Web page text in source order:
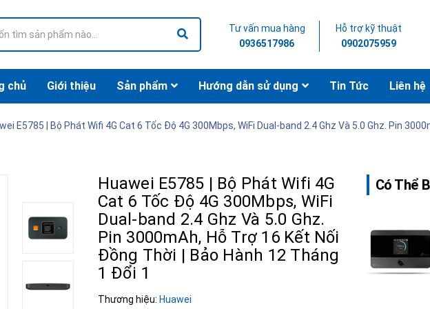
Tư vấn mua hàng
0936517986
Hỗ trợ kỹ thuật
0902075959
chủ Giới thiệu Sản phẩm Hướng dẫn sử dụng Tin Tức Liên hệ
E5785 | Bộ Phát Wifi 4G Cat 6 Tốc Độ 4G 300Mbps, WiFi Dual-band 2.4 Ghz Và 5.0 Ghz. Pin
Huawei E5785 | Bộ Phát Wifi 4G
Cat 6 Tốc Độ 4G 300Mbps, WiFi
Dual-band 2.4 Ghz Và 5.0 Ghz.
Pin 3000mAh, Hỗ Trợ 16 Kết Nối
Đồng Thời | Bảo Hành 12 Tháng
1 Đổi 1
Thương hiệu: Huawei
Có Thể